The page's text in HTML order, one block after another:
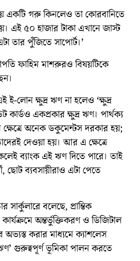
একটি গরু কিনলেও তা কোরবানিতে
এই ৫০ হাজার টাকা এখানে জাস্ট
তার পুঁজিতে সাপোর্ট।’
ফাহিম মাশরুরও বিষয়টিকে
ই-লোন ক্ষুদ্র ঋণ না হলেও ‘ক্ষুদ্র
একপ্রকার ক্ষুদ্র ঋণ। পার্থক্য
ক্ষেত্রে অনেক ডকুমেন্টস দরকার হয়;
দেওয়া হয়। আর এ ক্ষেত্রে
ব্যাংক এই ঋণ দিতে পারে। তাই
ছোট ব্যবসায়ীরাও এটা পেতে
সার্কুলারে বলেছে, প্রান্তিক
অন্তর্ভুক্তিকরণ ও ডিজিটাল
অভ্যস্ত করার মাধ্যমে ক্যাশলেস
গুরুত্বপূর্ণ ভূমিকা পালন করতে